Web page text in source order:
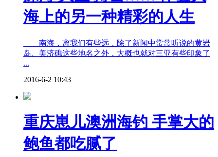
海上的另一种精彩的人生
南海，离我们有些远，除了新闻中常常听说的黄岩
岛、美济礁这些地名之外，大概也就对三亚有些印象了
...
2016-6-2 10:43
重庆崽儿澳洲海钓 手掌大的
鲍鱼都吃腻了